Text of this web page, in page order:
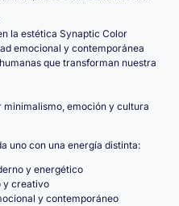
la estética Synaptic Color
emocional y contemporánea
que transforman nuestra
minimalismo, emoción y cultura
uno con una energía distinta:
y energético
y creativo
y contemporáneo